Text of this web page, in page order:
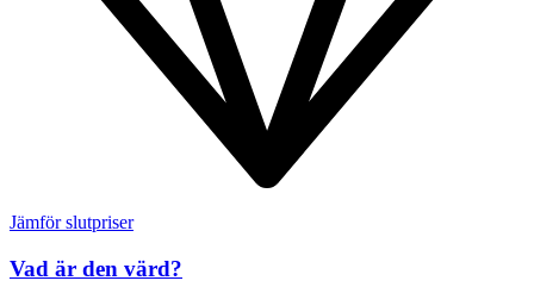
Jämför slutpriser
Vad är den värd?